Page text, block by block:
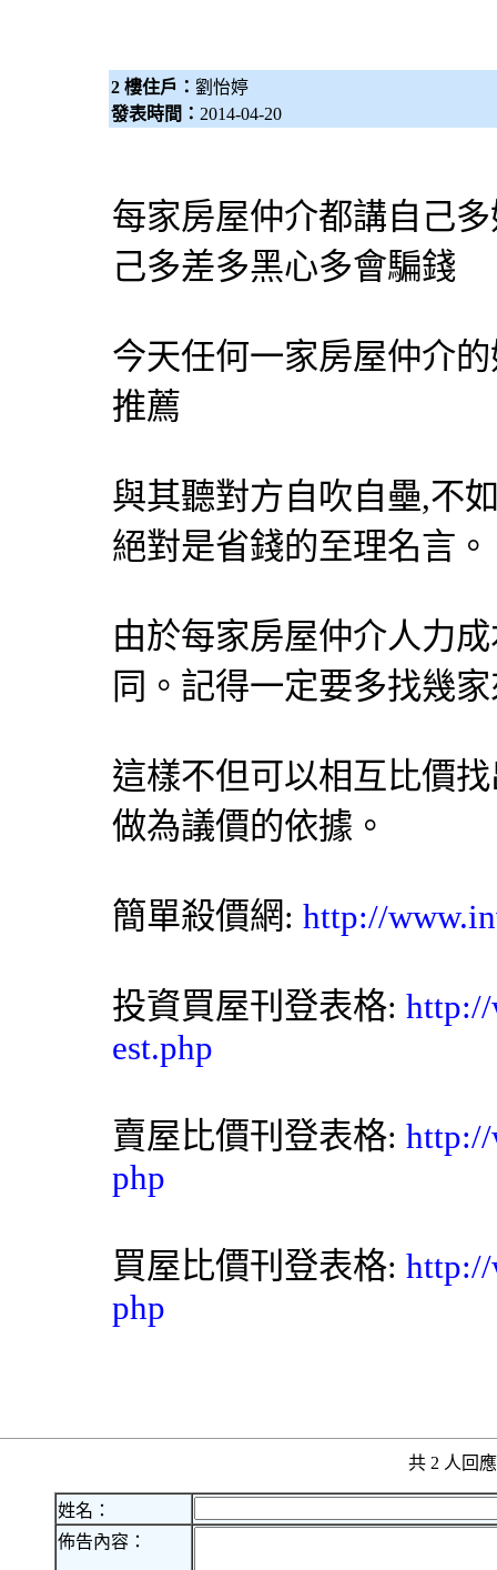
2 樓住戶： 劉怡婷
發表時間： 2014-04-20
每家房屋仲介都講自己
己多差多黑心多會騙錢
今天任何一家房屋仲介
推薦
與其聽對方自吹自壘,不
絕對是省錢的至理名言。
由於每家房屋仲介人力
同。記得一定要多找幾
這樣不但可以相互比價
做為議價的依據。
簡單殺價網: http://
投資買屋刊登表格: http://
est.php
賣屋比價刊登表格: http://
php
買屋比價刊登表格: http://
php
共 2 人回
姓名：
佈告內容：